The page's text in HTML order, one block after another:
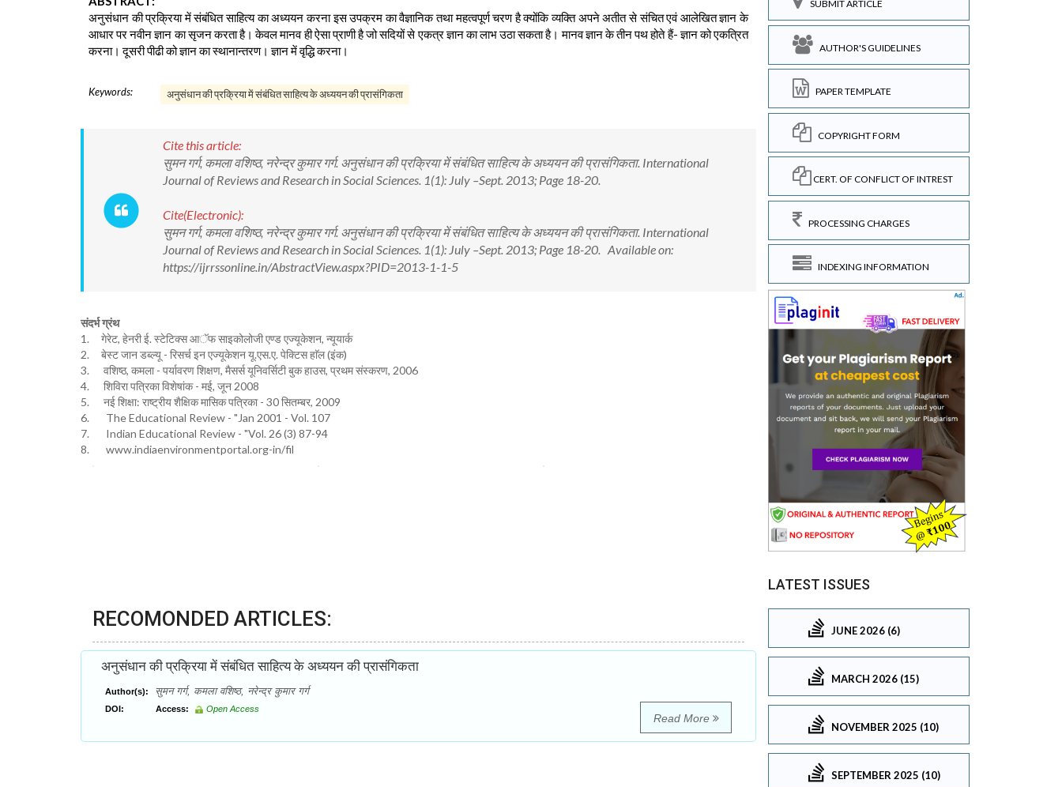
अनुसंधान की प्रक्रिया में संबंधित साहित्य का अध्ययन करना इस उपक्रम का वैज्ञानिक तथा महत्वपूर्ण चरण है क्योंकि व्यक्ति अपने अतीत से संचित एवं आलेखित ज्ञान के
आधार पर नवीन ज्ञान का सृजन करता है। केवल मानव ही ऐसा प्राणी है जो सदियों से एकत्र ज्ञान का लाभ उठा सकता है। मानव ज्ञान के तीन पथ होते हैं- ज्ञान को एकत्रित
करना। दूसरी पीढी को ज्ञान का स्थानान्तरण। ज्ञान में वृद्धि करना।
Keywords: अनुसंधान की प्रक्रिया में संबंधित साहित्य के अध्ययन की प्रासंगिकता
Cite this article:
सुमन गर्ग, कमला वशिष्ठ, नरेन्द्र कुमार गर्ग. अनुसंधान की प्रक्रिया में संबंधित साहित्य के अध्ययन की प्रासंगिकता. International
Journal of Reviews and Research in Social Sciences. 1(1): July –Sept. 2013; Page 18-20.
Cite(Electronic):
सुमन गर्ग, कमला वशिष्ठ, नरेन्द्र कुमार गर्ग. अनुसंधान की प्रक्रिया में संबंधित साहित्य के अध्ययन की प्रासंगिकता. International
Journal of Reviews and Research in Social Sciences. 1(1): July –Sept. 2013; Page 18-20. Available on:
https://ijrrssonline.in/AbstractView.aspx?PID=2013-1-1-5
संदर्भ ग्रंथ
1. गेरेट, हेनरी ई. स्टेटिक्स आॅफ साइकोलोजी एण्ड एज्यूकेशन, न्यूयार्क
2. बेस्ट जान डब्ल्यू - रिसर्च इन एज्यूकेशन यू.एस.ए. पेक्टिस हाॅल (इंक)
3. वशिष्ठ, कमला - पर्यावरण शिक्षण, मैसर्स यूनिवर्सिटी बुक हाउस, प्रथम संस्करण, 2006
4. शिविरा पत्रिका विशेषांक - मई, जून 2008
5. नई शिक्षा: राष्ट्रीय शैक्षिक मासिक पत्रिका - 30 सितम्बर, 2009
6. The Educational Review - "Jan 2001 - Vol. 107
7. Indian Educational Review - "Vol. 26 (3) 87-94
8. www.indiaenvironmentportal.org-in/fil
RECOMONDED ARTICLES:
अनुसंधान की प्रक्रिया में संबंधित साहित्य के अध्ययन की प्रासंगिकता
Author(s): सुमन गर्ग, कमला वशिष्ठ, नरेन्द्र कुमार गर्ग
DOI: Access: Open Access
Read More
SUBMIT ARTICLE
AUTHOR'S GUIDELINES
PAPER TEMPLATE
COPYRIGHT FORM
CERT. OF CONFLICT OF INTREST
PROCESSING CHARGES
INDEXING INFORMATION
LATEST ISSUES
JUNE 2026 (6)
MARCH 2026 (15)
NOVEMBER 2025 (10)
SEPTEMBER 2025 (10)